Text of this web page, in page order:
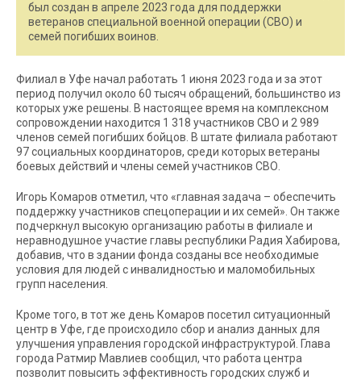
был создан в апреле 2023 года для поддержки
ветеранов специальной военной операции (СВО) и
семей погибших воинов.
Филиал в Уфе начал работать 1 июня 2023 года и за этот
период получил около 60 тысяч обращений, большинство из
которых уже решены. В настоящее время на комплексном
сопровождении находится 1 318 участников СВО и 2 989
членов семей погибших бойцов. В штате филиала работают
97 социальных координаторов, среди которых ветераны
боевых действий и члены семей участников СВО.
Игорь Комаров отметил, что «главная задача – обеспечить
поддержку участников спецоперации и их семей». Он также
подчеркнул высокую организацию работы в филиале и
неравнодушное участие главы республики Радия Хабирова,
добавив, что в здании фонда созданы все необходимые
условия для людей с инвалидностью и маломобильных
групп населения.
Кроме того, в тот же день Комаров посетил ситуационный
центр в Уфе, где происходило сбор и анализ данных для
улучшения управления городской инфраструктурой. Глава
города Ратмир Мавлиев сообщил, что работа центра
позволит повысить эффективность городских служб и